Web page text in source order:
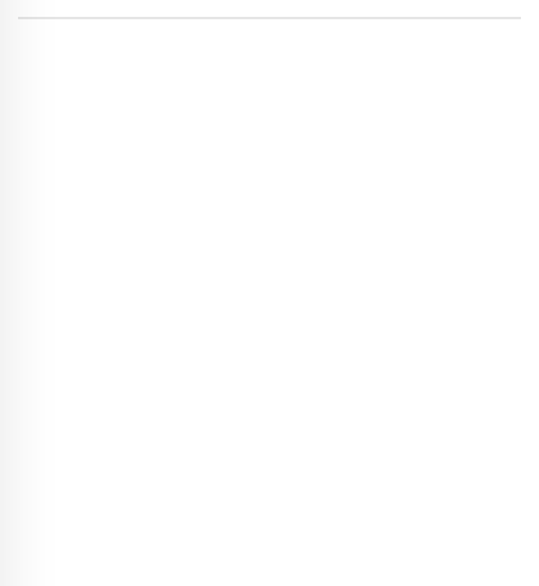
الانسانيّة واقعاً: من التّكنولوجيا البشريّة ومن الذّكاء